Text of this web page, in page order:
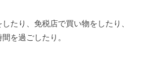
たり、免税店で買い物をしたり、
を過ごしたり。